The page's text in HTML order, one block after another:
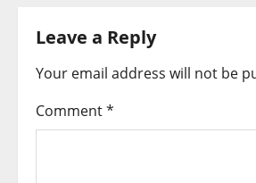
n
v
Leave a Reply
Your email address will not be
Comment*